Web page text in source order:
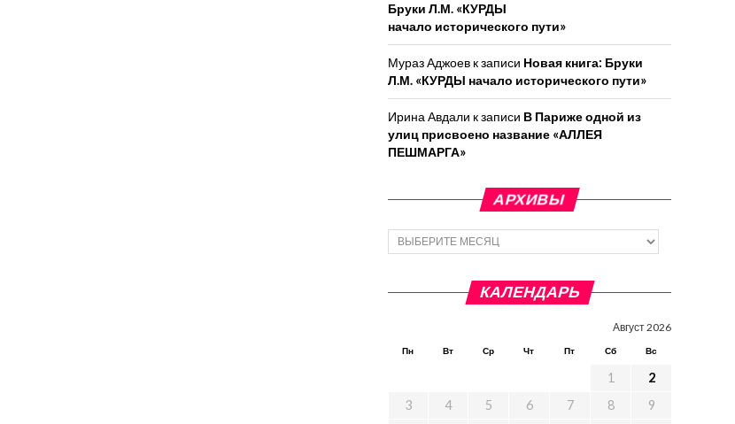
Бруки Л.М. «КУРДЫ
начало исторического пути»
Мураз Аджоев к записи Новая книга: Бруки
Л.М. «КУРДЫ начало исторического пути»
Ирина Авдали к записи В Париже одной из
улиц присвоено название «АЛЛЕЯ
ПЕШМАРГА»
АРХИВЫ
Архивы
КАЛЕНДАРЬ
Август 2026
Пн Вт Ср Чт Пт Сб Вс
1
2
3
4 5 6 7 8
9